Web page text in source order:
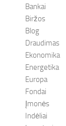
Bankai
Biržos
Blog
Draudimas
Ekonomika
Energetika
Europa
Fondai
Įmonės
Indėliai